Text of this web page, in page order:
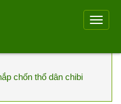
chốn thổ dân chibi